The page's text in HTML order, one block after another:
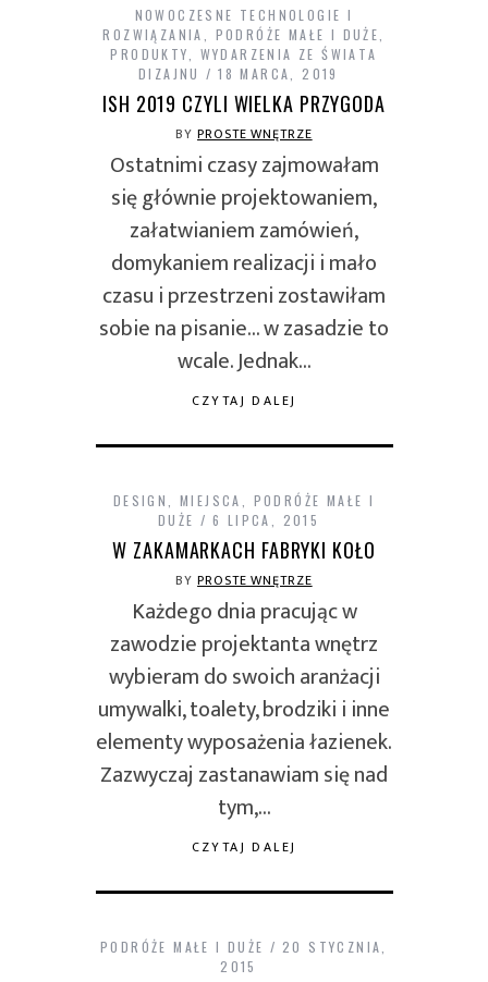
NOWOCZESNE TECHNOLOGIE I
ROZWIĄZANIA
PODRÓŻE MAŁE I DUŻE
PRODUKTY
WYDARZENIA ZE ŚWIATA
DIZAJNU
18 MARCA, 2019
ISH 2019 CZYLI WIELKA PRZYGODA
BYPROSTE WNĘTRZE
Ostatnimi czasy zajmowałam
się głównie projektowaniem,
załatwianiem zamówień,
domykaniem realizacji i mało
czasu i przestrzeni zostawiłam
sobie na pisanie… w zasadzie to
wcale. Jednak…
CZYTAJ DALEJ
DESIGN MIEJSCA
PODRÓŻE MAŁE I
DUŻE
6 LIPCA, 2015
W ZAKAMARKACH FABRYKI KOŁO
BYPROSTE WNĘTRZE
Każdego dnia pracując w
zawodzie projektanta wnętrz
wybieram do swoich aranżacji
umywalki, toalety, brodziki i inne
elementy wyposażenia łazienek.
Zazwyczaj zastanawiam się nad
tym,…
CZYTAJ DALEJ
PODRÓŻE MAŁE I DUŻE
20 STYCZNIA,
2015